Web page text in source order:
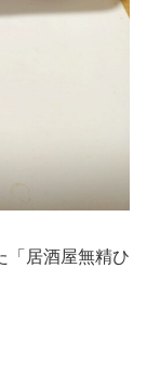
「居酒屋無精ひ